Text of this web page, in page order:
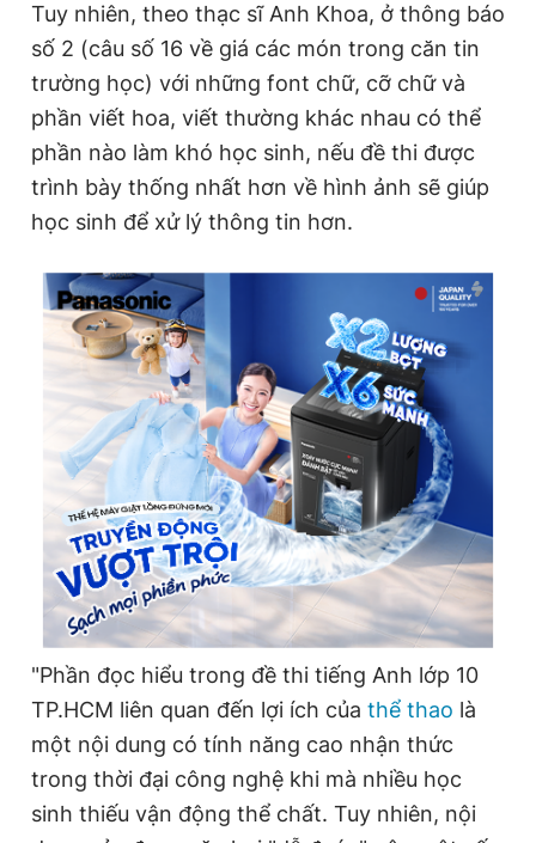
Tuy nhiên, theo thạc sĩ Anh Khoa, ở thông báo
số 2 (câu số 16 về giá các món trong căn tin
trường học) với những font chữ, cỡ chữ và
phần viết hoa, viết thường khác nhau có thể
phần nào làm khó học sinh, nếu đề thi được
trình bày thống nhất hơn về hình ảnh sẽ giúp
học sinh để xử lý thông tin hơn.
"Phần đọc hiểu trong đề thi tiếng Anh lớp 10
TP.HCM liên quan đến lợi ích của thể thao là
một nội dung có tính năng cao nhận thức
trong thời đại công nghệ khi mà nhiều học
sinh thiếu vận động thể chất. Tuy nhiên, nội